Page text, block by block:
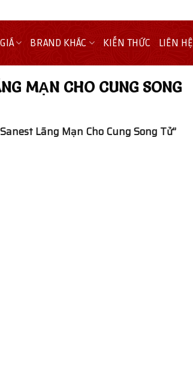
BRAND KHÁC KIẾN THỨC LIÊN HỆ
MẠN CHO CUNG SONG
Lãng Mạn Cho Cung Song Tử”